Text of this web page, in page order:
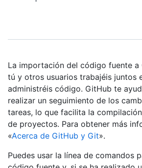
La importación del código fuente
tú y otros usuarios trabajéis juntos
administréis código. GitHub te
realizar un seguimiento de los
tareas, lo que facilita la
de proyectos. Para obtener más
«Acerca de GitHub y Git».
Puedes usar la línea de comandos